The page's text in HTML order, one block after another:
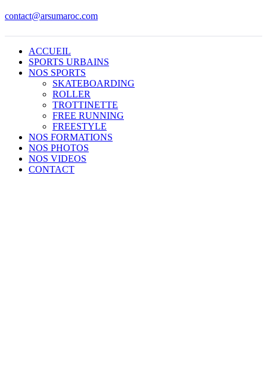
contact@arsumaroc.com
ACCUEIL
SPORTS URBAINS
NOS SPORTS
SKATEBOARDING
ROLLER
TROTTINETTE
FREE RUNNING
FREESTYLE
NOS FORMATIONS
NOS PHOTOS
NOS VIDEOS
CONTACT